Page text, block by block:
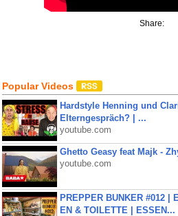
Share:
Popular Videos
Hardstyle Henning und
Elterngespräch? | ...
youtube.com
Ghetto Geasy feat Majk -
youtube.com
PREPPER BUNKER #012 |
EN & TOILETTE | ESSEN...